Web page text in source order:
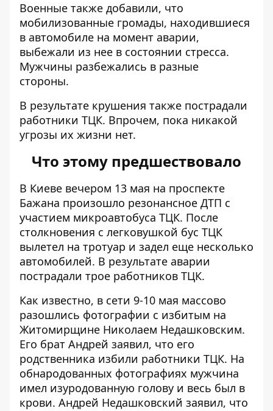
Военные также добавили, что
мобилизованные громады, находившиеся
в автомобиле на момент аварии,
выбежали из нее в состоянии стресса.
Мужчины разбежались в разные
стороны.
В результате крушения также пострадали
работники ТЦК. Впрочем, пока никакой
угрозы их жизни нет.
Что этому предшествовало
В Киеве вечером 13 мая на проспекте
Бажана произошло резонансное ДТП с
участием микроавтобуса ТЦК. После
столкновения с легковушкой бус ТЦК
вылетел на тротуар и задел еще несколько
автомобилей. В результате аварии
пострадали трое работников ТЦК.
Как известно, в сети 9-10 мая массово
разошлись фотографии с избитым на
Житомирщине Николаем Недашковским.
Его брат Андрей заявил, что его
родственника избили работники ТЦК. На
обнародованных фотографиях мужчина
имел изуродованную голову и весь был в
крови. Андрей Недашковский заявил, что